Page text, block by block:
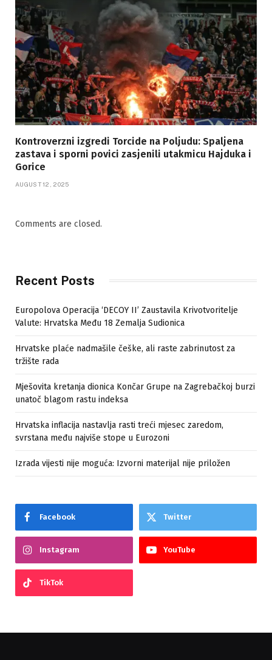
Kontroverzni izgredi Torcide na Poljudu: Spaljena
zastava i sporni povici zasjenili utakmicu Hajduka i
Gorice
AUGUST 12, 2025
Comments are closed.
Recent Posts
Europolova Operacija ‘DECOY II’ Zaustavila Krivotvoritelje
Valute: Hrvatska Među 18 Zemalja Sudionica
Hrvatske plaće nadmašile češke, ali raste zabrinutost za
tržište rada
Mješovita kretanja dionica Končar Grupe na Zagrebačkoj burzi
unatoč blagom rastu indeksa
Hrvatska inflacija nastavlja rasti treći mjesec zaredom,
svrstana među najviše stope u Eurozoni
Izrada vijesti nije moguća: Izvorni materijal nije priložen
Facebook Twitter
Instagram YouTube
TikTok